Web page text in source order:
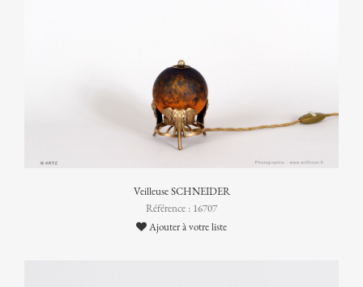
Veilleuse SCHNEIDER
Référence : 16707
Ajouter à votre liste